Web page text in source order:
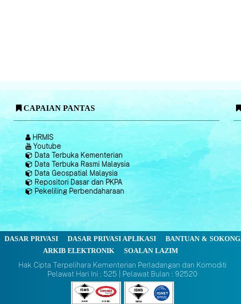
CAPAIAN PANTAS
HRMIS
Youtube
Data Terbuka Kementerian
Data Terbuka Rasmi Malaysia
Data Geospatial Malaysia
Repositori Dasar dan PKPA
Pekeliling Perbendaharaan
DASAR PRIVASI DASAR PRIVASI APLIKASI BANTUAN &
ARKIB ELEKTRONIK
SOALAN LAZIM
Hak Cipta Terpelihara Kementerian Perladangan dan Komoditi
Pelawat Hari Ini : 525 | Pelawat Bulan : 92520